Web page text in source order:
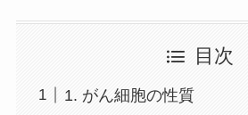
目次
1. がん細胞の性質